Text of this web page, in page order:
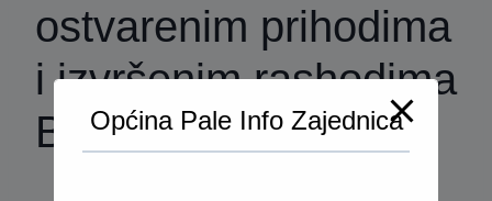
ostvarenim prihodima
i izvršenim rashodima
Budže januar-mart
Općina Pale Info Zajednica